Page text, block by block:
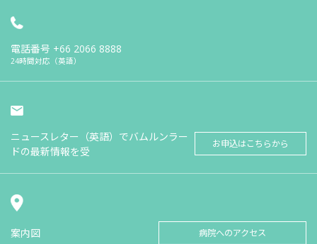
電話番号 +66 2066 8888
24時間対応（英語）
ニュースレター（英語）でバムルンラー
ドの最新情報を受
お申込はこちらから
案内図 病院へのアクセス